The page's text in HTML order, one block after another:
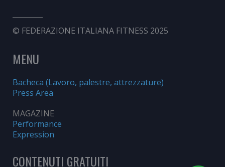
© FEDERAZIONE ITALIANA FITNESS 2025
MENU
Bacheca (Lavoro, palestre, attrezzature)
Press Area
MAGAZINE
Performance
Expression
CONTENUTI GRATUITI